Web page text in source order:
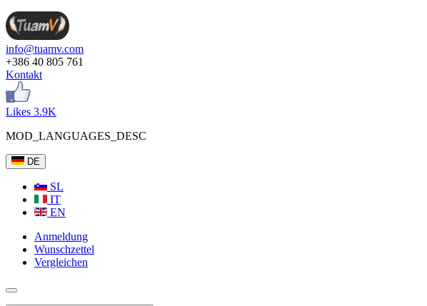
info@tuamv.com
+386 40 805 761
Kontakt
Likes 3.9K
MOD_LANGUAGES_DESC
DE
SL
IT
EN
Anmeldung
Wunschzettel
Vergleichen